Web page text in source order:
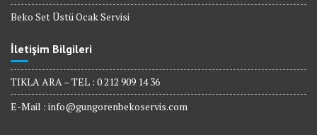
Beko Set Üstü Ocak Servisi
İletişim Bilgileri
TIKLA ARA – TEL : 0 212 909 14 36
E-Mail : info@gungorenbekoservis.com